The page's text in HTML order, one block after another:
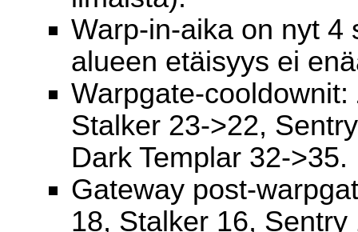
Warp-in-aika on nyt 4
alueen etäisyys ei
Warpgate-
Stalker 23->22,
Dark Templar 32->35.
Gateway post-
18, Stalker 16,